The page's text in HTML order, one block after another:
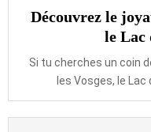
Découvrez le
le Lac
Si tu cherches un coin
les Vosges, le Lac